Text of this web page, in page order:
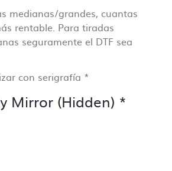
medianas/grandes, cuantas
rentable. Para tiradas
seguramente el DTF sea
con serigrafía *
Mirror (Hidden) *